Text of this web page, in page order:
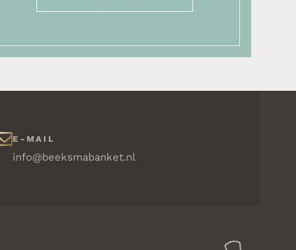
E-MAIL
info@beeksmabanket.nl